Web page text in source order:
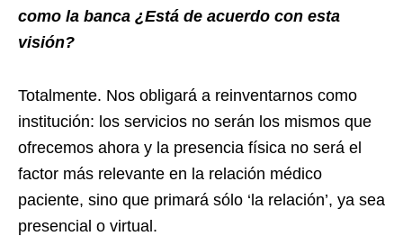
como la banca ¿Está de acuerdo con esta
visión?
Totalmente. Nos obligará a reinventarnos como
institución: los servicios no serán los mismos que
ofrecemos ahora y la presencia física no será el
factor más relevante en la relación médico
paciente, sino que primará sólo ‘la relación’, ya sea
presencial o virtual.